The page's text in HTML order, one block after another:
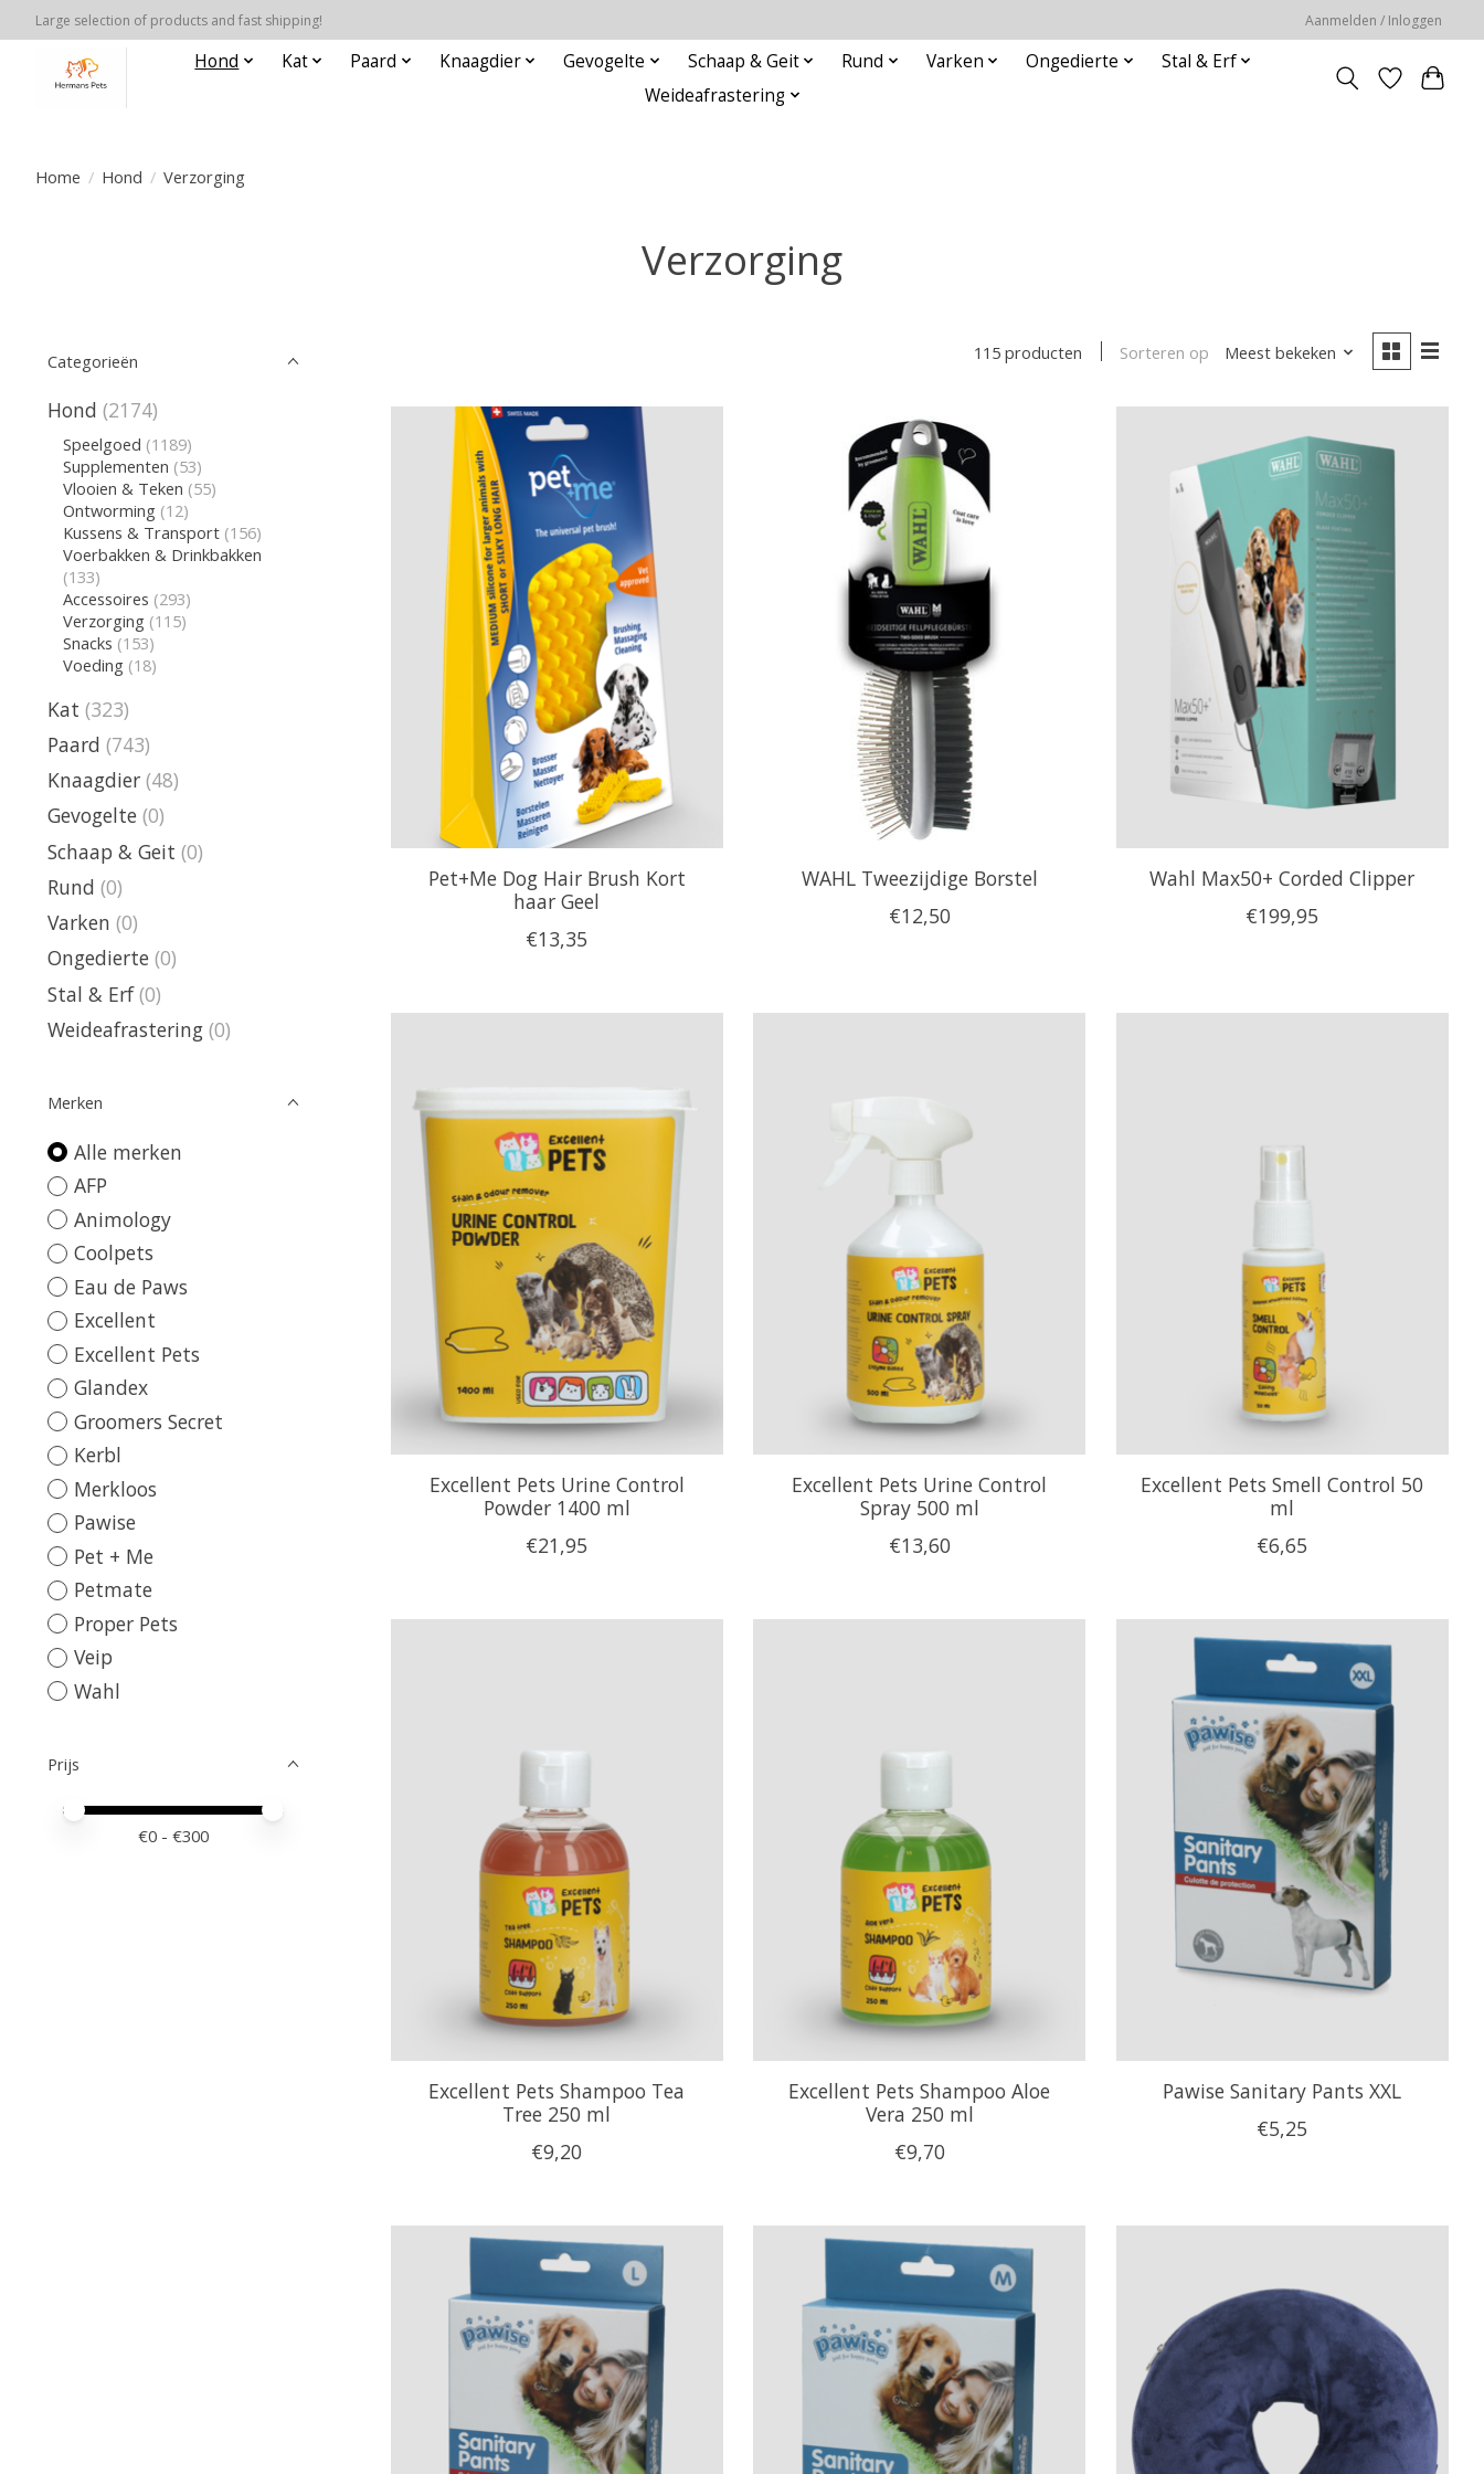
Large selection of products and fast shipping! Aanmelden / Inloggen
Hond Kat Paard Knaagdier Gevogelte Schaap & Geit Rund Varken Ongedierte
Stal & Erf
Weideafrastering
Home / Hond / Verzorging
Verzorging
Categorieën
Hond (2174)
Speelgoed (1189)
Supplementen (53)
Vlooien & Teken (55)
Ontworming (12)
Kussens & Transport (156)
Voerbakken & Drinkbakken
(133)
Accessoires (293)
Verzorging (115)
Snacks (153)
Voeding (18)
Kat (323)
Paard (743)
Knaagdier (48)
Gevogelte (0)
Schaap & Geit (0)
Rund (0)
Varken (0)
Ongedierte (0)
Stal & Erf (0)
Weideafrastering (0)
Merken
Alle merken
AFP
Animology
Coolpets
Eau de Paws
Excellent
Excellent Pets
Glandex
Groomers Secret
Kerbl
Merkloos
Pawise
Pet + Me
Petmate
Proper Pets
Veip
Wahl
Prijs
Minimale prijswaarde
Price maximum value
€0 - €300
115 producten Sorteren op Meest bekeken
Pet+Me Dog Hair Brush Kort
haar Geel
€13,35
WAHL Tweezijdige Borstel
€12,50
Wahl Max50+ Corded Clipper
€199,95
Excellent Pets Urine Control
Powder 1400 ml
€21,95
Excellent Pets Urine Control
Spray 500 ml
€13,60
Excellent Pets Smell Control 50
ml
€6,65
Excellent Pets Shampoo Tea
Tree 250 ml
€9,20
Excellent Pets Shampoo Aloe
Vera 250 ml
€9,70
Pawise Sanitary Pants XXL
€5,25